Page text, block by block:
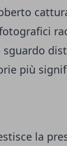
più
la